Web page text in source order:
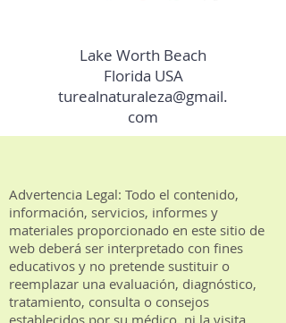
Lake Worth Beach
Florida USA
turealnaturaleza@gmail.
com
Advertencia Legal: Todo el contenido,
información, servicios, informes y
materiales proporcionado en este sitio de
web deberá ser interpretado con fines
educativos y no pretende sustituir o
reemplazar una evaluación, diagnóstico,
tratamiento, consulta o consejos
establecidos por su médico, ni la visita